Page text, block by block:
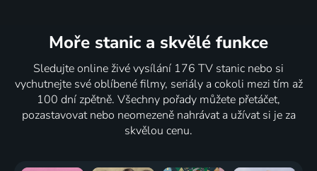
Moře stanic a skvělé funkce
Sledujte online živé vysílání 176 TV stanic nebo si
vychutnejte své oblíbené filmy, seriály a cokoli mezi tím až
100 dní zpětně. Všechny pořady můžete přetáčet,
pozastavovat nebo neomezeně nahrávat a užívat si je za
skvělou cenu.